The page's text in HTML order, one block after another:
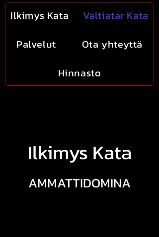
Ilkimys Kata
Valtiatar Kata
Palvelut
Ota yhteyttä
Hinnasto
Ilkimys Kata
AMMATTIDOMINA